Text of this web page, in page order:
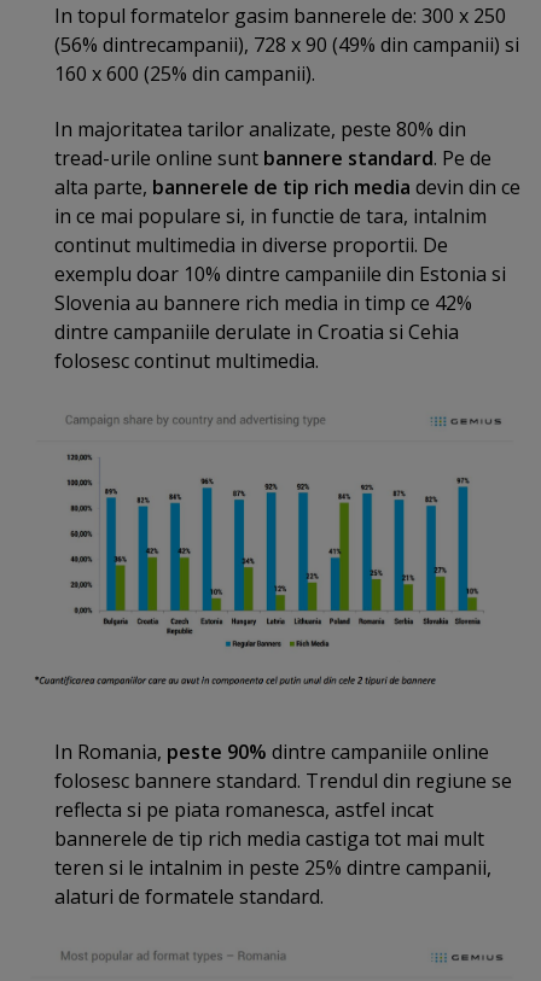
In topul formatelor gasim bannerele de: 300 x 250
(56% dintrecampanii), 728 x 90 (49% din campanii) si
160 x 600 (25% din campanii).
In majoritatea tarilor analizate, peste 80% din
tread-urile online sunt bannere standard. Pe de
alta parte, bannerele de tip rich media devin din ce
in ce mai populare si, in functie de tara, intalnim
continut multimedia in diverse proportii. De
exemplu doar 10% dintre campaniile din Estonia si
Slovenia au bannere rich media in timp ce 42%
dintre campaniile derulate in Croatia si Cehia
folosesc continut multimedia.
In Romania, peste 90% dintre campaniile online
folosesc bannere standard. Trendul din regiune se
reflecta si pe piata romanesca, astfel incat
bannerele de tip rich media castiga tot mai mult
teren si le intalnim in peste 25% dintre campanii,
alaturi de formatele standard.